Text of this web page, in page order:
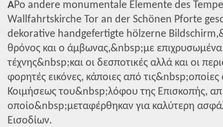
APo andere monumentale Elemente des
Wallfahrtskirche Tor an der Schönen Pforte
dekorative handgefertigte hölzerne
θρόνος και ο άμβωνας,&nbsp;με επιχρυσωμένα
τέχνης&nbsp;και οι δεσποτικές αλλά και οι
φορητές εικόνες, κάποιες από
Κοιμήσεως του&nbsp;λόφου της Επισκοπής,
οποίο&nbsp;μεταφέρθηκαν για καλύτερη
Εισοδίων.